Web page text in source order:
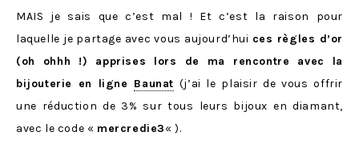
MAIS je sais que c’est mal ! Et c’est la raison pour
laquelle je partage avec vous aujourd’hui ces règles d’or
(oh ohhh !) apprises lors de ma rencontre avec la
bijouterie en ligne Baunat (j’ai le plaisir de vous offrir
une réduction de 3% sur tous leurs bijoux en diamant,
avec le code « mercredie3« ).